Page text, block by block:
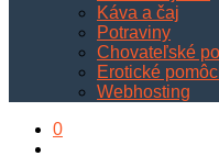
Káva a čaj
Potraviny
Chovateľské
Erotické
Webhosting
0